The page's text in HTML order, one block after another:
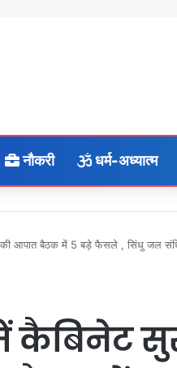
नौकरी धर्म-अध्यात्म
की आपात बैठक में 5 बड़े फैसले , सिंधु जल
कैबिनेट